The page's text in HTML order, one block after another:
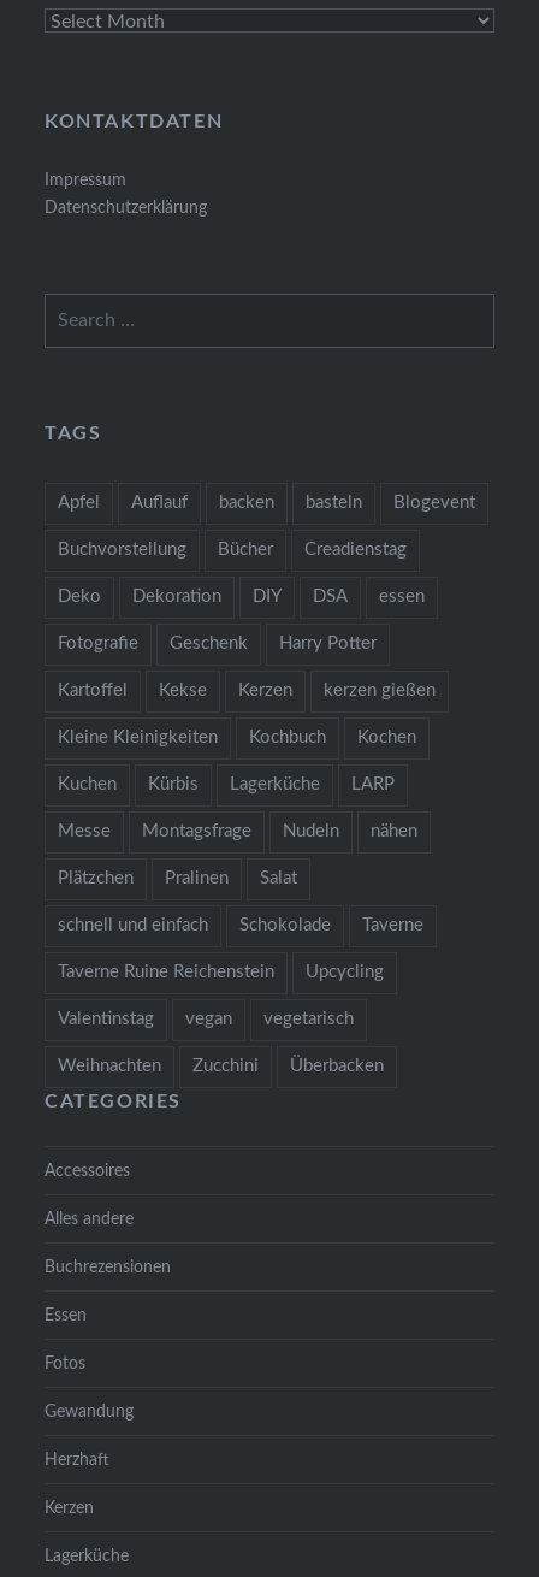
Archives
KONTAKTDATEN
Impressum
Datenschutzerklärung
TAGS
Apfel Auflauf backen basteln Blogevent
Buchvorstellung Bücher Creadienstag
Deko Dekoration DIY DSA essen
Fotografie Geschenk Harry Potter
Kartoffel Kekse Kerzen kerzen gießen
Kleine Kleinigkeiten Kochbuch Kochen
Kuchen Kürbis Lagerküche LARP
Messe Montagsfrage Nudeln nähen
Plätzchen Pralinen Salat
schnell und einfach Schokolade Taverne
Taverne Ruine Reichenstein Upcycling
Valentinstag vegan vegetarisch
Weihnachten Zucchini Überbacken
CATEGORIES
Accessoires
Alles andere
Buchrezensionen
Essen
Fotos
Gewandung
Herzhaft
Kerzen
Lagerküche